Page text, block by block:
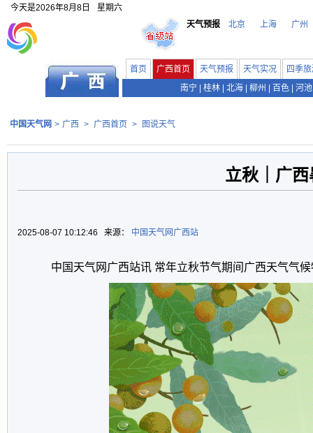
今天是2026年8月8日
星期六
天气预报
北京 上海 广州
首页 广西首页 天气预报 天气实况
四季
南宁
桂林 北海 柳州 百色 河池
中国天气网 > 广西 > 广西首页 > 图说天气
立秋｜广
2025-08-07 10:12:46 来源： 中国天气网广西站
中国天气网广西站讯 常年立秋节气期间广西天气